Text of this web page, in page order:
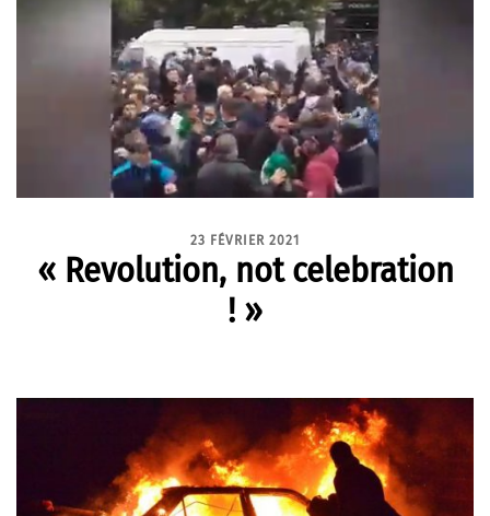
23 FÉVRIER 2021
« Revolution, not celebration
! »